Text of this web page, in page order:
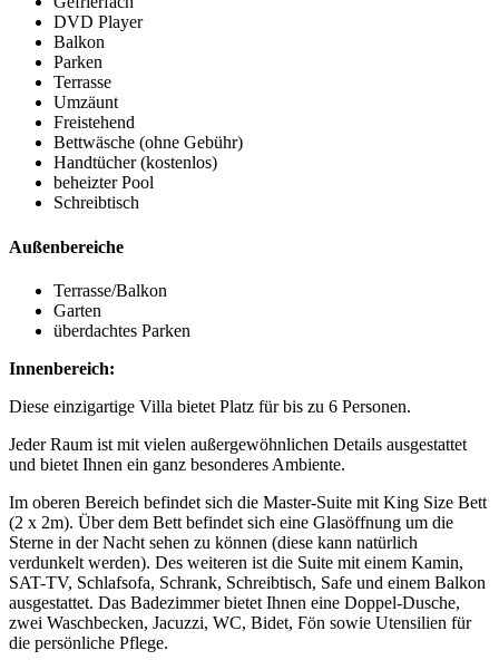
DVD Player
Balkon
Parken
Terrasse
Umzäunt
Freistehend
Bettwäsche (ohne Gebühr)
Handtücher (kostenlos)
beheizter Pool
Schreibtisch
Außenbereiche
Terrasse/Balkon
Garten
überdachtes Parken
Innenbereich:
Diese einzigartige Villa bietet Platz für bis zu 6 Personen.
Jeder Raum ist mit vielen außergewöhnlichen Details ausgestattet
und bietet Ihnen ein ganz besonderes Ambiente.
Im oberen Bereich befindet sich die Master-Suite mit King Size Bett
(2 x 2m). Über dem Bett befindet sich eine Glasöffnung um die
Sterne in der Nacht sehen zu können (diese kann natürlich
verdunkelt werden). Des weiteren ist die Suite mit einem Kamin,
SAT-TV, Schlafsofa, Schrank, Schreibtisch, Safe und einem Balkon
ausgestattet. Das Badezimmer bietet Ihnen eine Doppel-Dusche,
zwei Waschbecken, Jacuzzi, WC, Bidet, Fön sowie Utensilien für
die persönliche Pflege.